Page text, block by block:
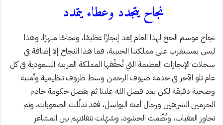
نجاح يتجدد وعطاء يتمدد
نجاح موسم الحج لهذا العام يُعد إنجازًا عظيمًا، ونجاحًا مبهرًا، وهذا
ليس بمستغرب على مملكتنا الحبيبة، فما ⁧هذا النجاح ⁩إلا إضافة في
سجلات الإنجازات العظيمة التي تُحقّقها ⁧المملكة العربية السعودية⁩ في كل
عام تلو الآخر في ⁧خدمة ضيوف الرحمن⁩ وسط ظروف تنظيمية وأمنية
وصحية دقيقة لكن بعد فضل الله علينا ثم بفضل حكومة ⁧خادم
الحرمين الشريفين⁩ ورجال أمنه البواسل، فقد تذلّلت الصعوبات، وتم
تجاوز العقبات، ونُظّمت الحشود، وسُهّلت تنقلاتهم بين المشاعر